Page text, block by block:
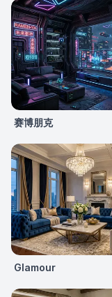
赛博朋克
Glamour